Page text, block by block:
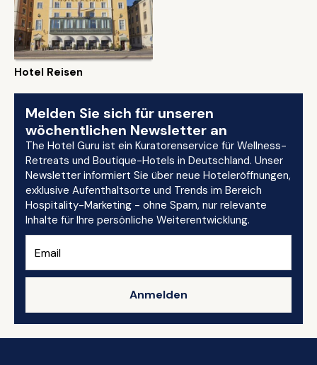
Hotel Reisen
Melden Sie sich für unseren
wöchentlichen Newsletter an
The Hotel Guru ist ein Kuratorenservice für Wellness-
Retreats und Boutique-Hotels in Deutschland. Unser
Newsletter informiert Sie über neue Hoteleröffnungen,
exklusive Aufenthaltsorte und Trends im Bereich
Hospitality-Marketing - ohne Spam, nur relevante
Inhalte für Ihre persönliche Weiterentwicklung.
Anmelden